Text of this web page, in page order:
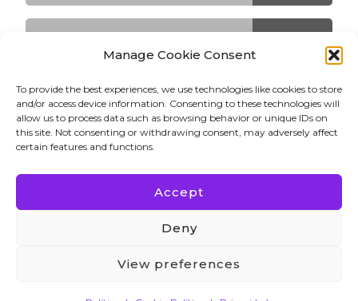
Manage Cookie Consent
To provide the best experiences, we use technologies like cookies to store
and/or access device information. Consenting to these technologies will
allow us to process data such as browsing behavior or unique IDs on
this site. Not consenting or withdrawing consent, may adversely affect
certain features and functions.
Accept
Deny
View preferences
LATEST PINS!
Direitos Autorais 2023 Bettina Winkler. Todos os
direitos reservados. Blossom PinThis | Desenvolvido
Política de PrivacidadeBlossom PinThis |